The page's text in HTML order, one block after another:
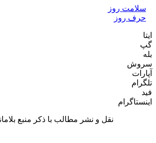
روز
نقل و نشر مطالب با ذکر منبع بلامانع است.